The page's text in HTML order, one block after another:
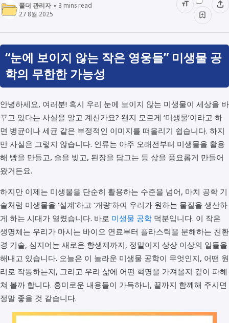
폴더 관리자 3 mins read
27 8월 2025
“눈에 보이지 않는 작은 영웅들” 미생물 공
학의 무한한 가능성
안녕하세요, 여러분! 혹시 우리 눈에 보이지 않는 미생물이 세상을 바
꾸고 있다는 사실을 알고 계신가요? 왠지 모르게 ‘미생물’이라고 하
면 병균이나 세균 같은 부정적인 이미지를 떠올리기 쉽습니다. 하지
만 사실은 그렇지 않습니다. 인류는 아주 오래전부터 미생물을 활용
해 빵을 만들고, 술을 빚고, 된장을 담그는 등 삶을 풍요롭게 만들어
왔거든요.
하지만 이제는 미생물을 단순히 활용하는 수준을 넘어, 마치 공학 기
술처럼 미생물을 ‘설계’하고 ‘개량’하여 우리가 원하는 물질을 생산하
게 하는 시대가 열렸습니다. 바로 미생물 공학 덕분입니다. 이 작은
생명체는 우리가 마시는 바이오 연료부터 플라스틱을 분해하는 친환
경 기술, 심지어는 새로운 항생제까지, 정말이지 상상 이상의 일들을
해내고 있습니다. 오늘은 이 놀라운 미생물 공학이 무엇인지, 어떤 원
리로 작동하는지, 그리고 우리 삶에 어떤 혁명을 가져올지 깊이 파헤
쳐 볼까 합니다. 흥미로운 내용들이 가득하니, 끝까지 함께해 주시면
정말 좋을 것 같습니다.